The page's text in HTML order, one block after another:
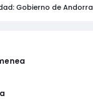
Gobierno de Andorra